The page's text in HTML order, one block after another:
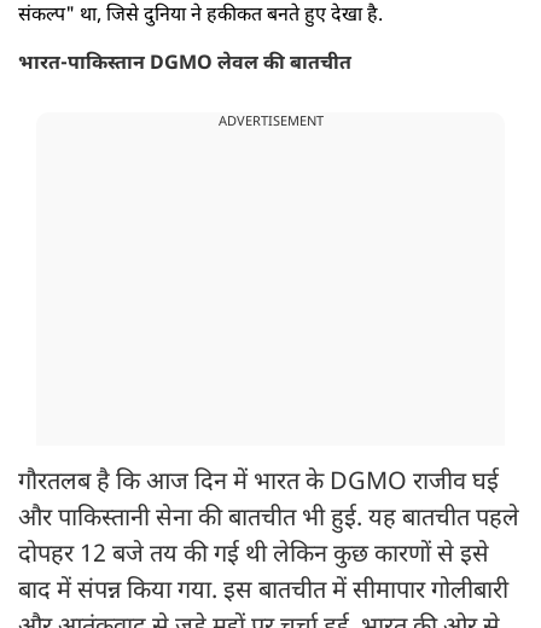
संकल्प" था, जिसे दुनिया ने हकीकत बनते हुए देखा है.
भारत-पाकिस्तान DGMO लेवल की बातचीत
ADVERTISEMENT
गौरतलब है कि आज दिन में भारत के DGMO राजीव घई
और पाकिस्तानी सेना की बातचीत भी हुई. यह बातचीत पहले
दोपहर 12 बजे तय की गई थी लेकिन कुछ कारणों से इसे
बाद में संपन्न किया गया. इस बातचीत में सीमापार गोलीबारी